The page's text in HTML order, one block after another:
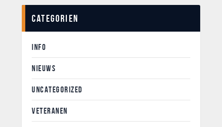
Categorien
INFO
NIEUWS
UNCATEGORIZED
VETERANEN